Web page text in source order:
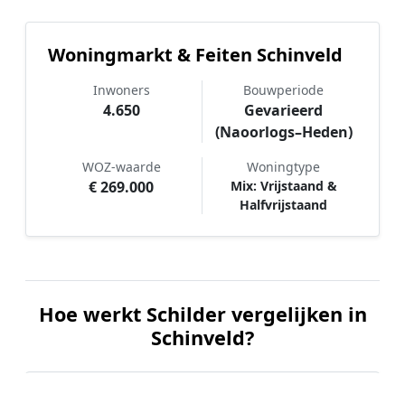
Woningmarkt & Feiten Schinveld
Inwoners
4.650
Bouwperiode
Gevarieerd
(Naoorlogs–Heden)
WOZ-waarde
€ 269.000
Woningtype
Mix: Vrijstaand &
Halfvrijstaand
Hoe werkt Schilder vergelijken in
Schinveld?